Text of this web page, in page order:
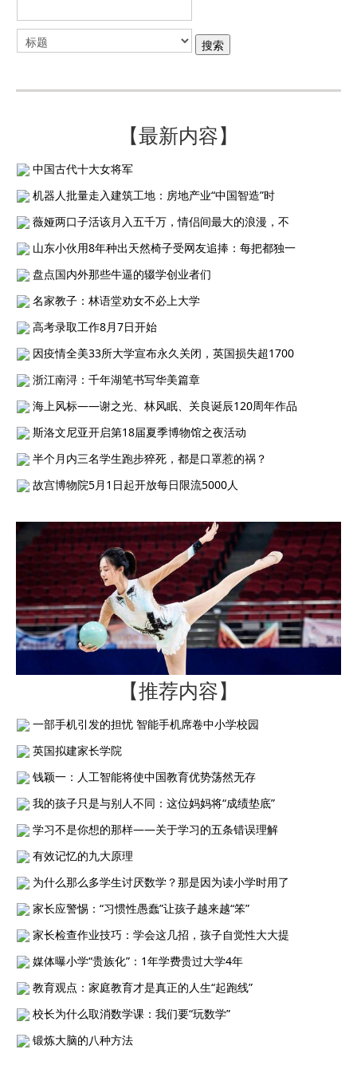
【最新内容】
中国古代十大女将军
机器人批量走入建筑工地：房地产业“中国智造”时
薇娅两口子活该月入五千万，情侣间最大的浪漫，不
山东小伙用8年种出天然椅子受网友追捧：每把都独一
盘点国内外那些牛逼的辍学创业者们
名家教子：林语堂劝女不必上大学
高考录取工作8月7日开始
因疫情全美33所大学宣布永久关闭，英国损失超1700
浙江南浔：千年湖笔书写华美篇章
海上风标——谢之光、林风眠、关良诞辰120周年作品
斯洛文尼亚开启第18届夏季博物馆之夜活动
半个月内三名学生跑步猝死，都是口罩惹的祸？
故宫博物院5月1日起开放每日限流5000人
【推荐内容】
一部手机引发的担忧 智能手机席卷中小学校园
英国拟建家长学院
钱颖一：人工智能将使中国教育优势荡然无存
我的孩子只是与别人不同：这位妈妈将“成绩垫底”
学习不是你想的那样——关于学习的五条错误理解
有效记忆的九大原理
为什么那么多学生讨厌数学？那是因为读小学时用了
家长应警惕：“习惯性愚蠢”让孩子越来越“笨”
家长检查作业技巧：学会这几招，孩子自觉性大大提
媒体曝小学“贵族化”：1年学费贵过大学4年
教育观点：家庭教育才是真正的人生“起跑线”
校长为什么取消数学课：我们要“玩数学”
锻炼大脑的八种方法